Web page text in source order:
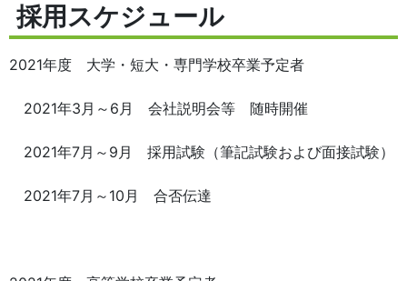
採用スケジュール
2021年度 大学・短大・専門学校卒業予定者
2021年3月～6月 会社説明会等 随時開催
2021年7月～9月 採用試験（筆記試験および面接試験）
2021年7月～10月 合否伝達